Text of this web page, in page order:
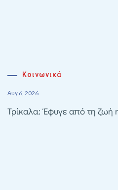
Κοινωνικά
Αυγ 6, 2026
Τρίκαλα: Έφυγε από τη ζωή